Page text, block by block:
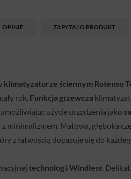
OPINIE ZAPYTAJ O PRODUKT
klimatyzatorze ściennym Rotenso
rok. Funkcja grzewcza
użycie urządzenia jako
minimalizmem. Matowa, głęboka
z łatwością dopasuje się do
technologii Windless .